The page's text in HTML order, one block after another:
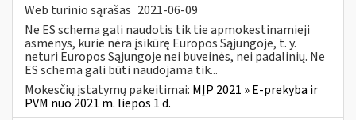
Web turinio sąrašas 2021-06-09
Ne ES schema gali naudotis tik tie apmokestinamieji
asmenys, kurie nėra įsikūrę Europos Sąjungoje, t. y.
neturi Europos Sąjungoje nei buveinės, nei padalinių. Ne
ES schema gali būti naudojama tik...
Mokesčių įstatymų pakeitimai: MĮP 2021 » E-prekyba ir
PVM nuo 2021 m. liepos 1 d.